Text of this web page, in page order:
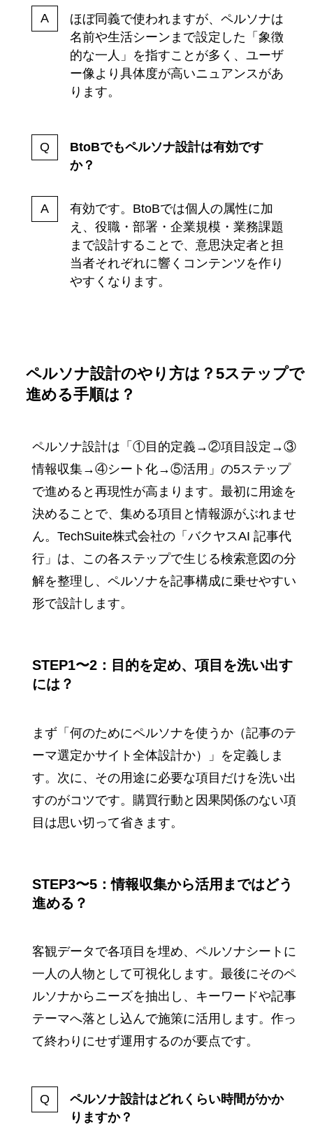
ほぼ同義で使われますが、ペルソナは
名前や生活シーンまで設定した「象徴
的な一人」を指すことが多く、ユーザ
ー像より具体度が高いニュアンスがあ
ります。
BtoBでもペルソナ設計は有効です
か？
有効です。BtoBでは個人の属性に加
え、役職・部署・企業規模・業務課題
まで設計することで、意思決定者と担
当者それぞれに響くコンテンツを作り
やすくなります。
ペルソナ設計のやり方は？5ステップで
進める手順は？
ペルソナ設計は「①目的定義→②項目設定→③
情報収集→④シート化→⑤活用」の5ステップ
で進めると再現性が高まります。最初に用途を
決めることで、集める項目と情報源がぶれませ
ん。TechSuite株式会社の「バクヤスAI 記事代
行」は、この各ステップで生じる検索意図の分
解を整理し、ペルソナを記事構成に乗せやすい
形で設計します。
STEP1〜2：目的を定め、項目を洗い出す
には？
まず「何のためにペルソナを使うか（記事のテ
ーマ選定かサイト全体設計か）」を定義しま
す。次に、その用途に必要な項目だけを洗い出
すのがコツです。購買行動と因果関係のない項
目は思い切って省きます。
STEP3〜5：情報収集から活用まではどう
進める？
客観データで各項目を埋め、ペルソナシートに
一人の人物として可視化します。最後にそのペ
ルソナからニーズを抽出し、キーワードや記事
テーマへ落とし込んで施策に活用します。作っ
て終わりにせず運用するのが要点です。
ペルソナ設計はどれくらい時間がかか
りますか？